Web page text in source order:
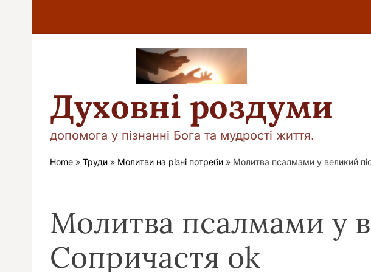
р
Духовні роздуми
допомога у пізнанні Бога та мудрості життя.
Home » Труди » Молитви на різні потреби » Молитва псалмами у великий
Молитва псалмами у
Сопричастя ok